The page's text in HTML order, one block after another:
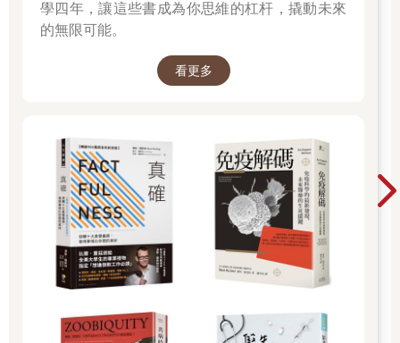
學四年，讓這些書成為你思維的杠杆，撬動未來
的無限可能。
看更多